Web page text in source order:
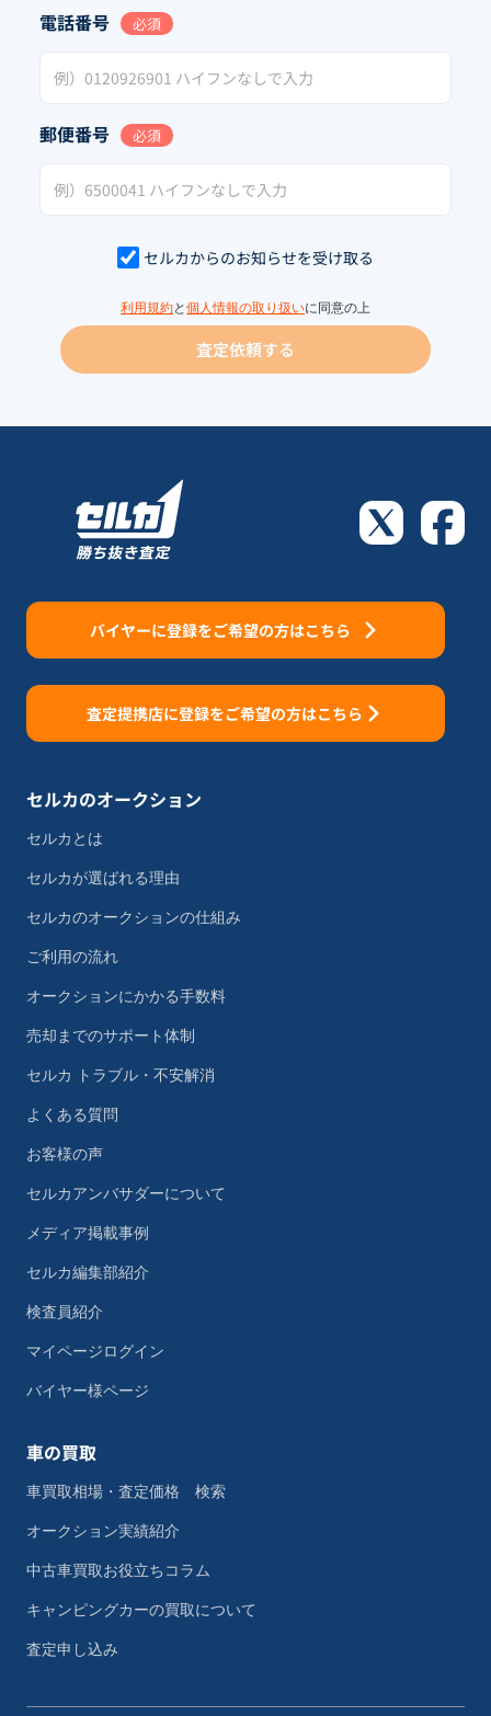
電話番号 必須
郵便番号 必須
セルカからのお知らせを受け取る
利用規約と 個人情報の取り扱いに同意の上
査定依頼する
バイヤーに登録をご希望の方はこちら
査定提携店に登録をご希望の方はこちら
セルカのオークション
セルカとは
セルカが選ばれる理由
セルカのオークションの仕組み
ご利用の流れ
オークションにかかる手数料
売却までのサポート体制
セルカ トラブル・不安解消
よくある質問
お客様の声
セルカアンバサダーについて
メディア掲載事例
セルカ編集部紹介
検査員紹介
マイページログイン
バイヤー様ページ
車の買取
車買取相場・査定価格 検索
オークション実績紹介
中古車買取お役立ちコラム
キャンピングカーの買取について
査定申し込み